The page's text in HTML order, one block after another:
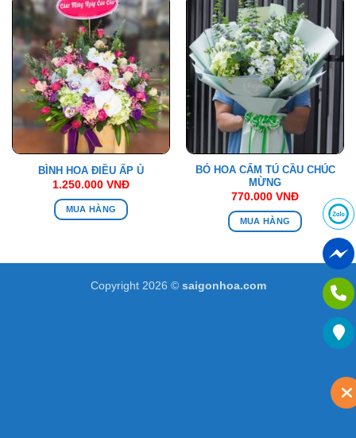
BÌNH HOA ĐIỀU ẤP Ủ
1.250.000 VNĐ
MUA HÀNG
BÓ HOA CẨM TÚ CẦU CHÚC
MỪNG
770.000 VNĐ
MUA HÀNG
Copyright 2026 © saigonhoa.com